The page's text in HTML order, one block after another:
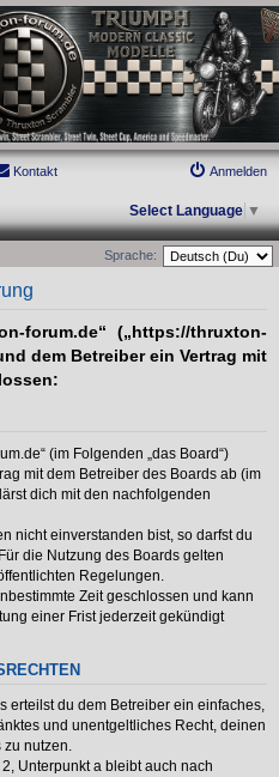
Modern Classic Modelle. Das Forum für
2001. Triumph Bonneville, Thruxton,
Street Twin, Street Cup, America
Kontakt Anmelden
Select Language ▼
Sprache:
forum.de“ („https://thruxton-
dem Betreiber ein Vertrag mit
(im Folgenden „das Board“)
mit dem Betreiber des Boards ab (im
dich mit den nachfolgenden
nicht einverstanden bist, so darfst du
die Nutzung des Boards gelten
Regelungen.
Zeit geschlossen und kann
einer Frist jederzeit gekündigt
erteilst du dem Betreiber ein einfaches,
und unentgeltliches Recht, deinen
zu nutzen.
Unterpunkt a bleibt auch nach